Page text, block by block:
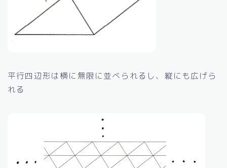
平行四辺形は横に無限に並べられるし、縦にも広げら
れる